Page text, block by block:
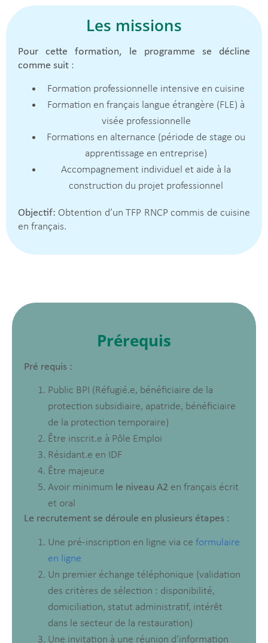
Les missions
Pour cette formation, le programme se décline
comme suit :
Formation professionnelle intensive en cuisine
Formation en français langue étrangère (FLE) à
visée professionnelle
Formations en alternance (période de stage ou
apprentissage en entreprise)
Accompagnement individuel et aide à la
construction du projet professionnel
Objectif: Obtention d’un TFP RNCP commis de cuisine
en français.
Prérequis
Pré requis :
Public BPI (Réfugié.e, bénéficiaire de la
protection subsidiaire, apatride, bénéficiaire
de la protection temporaire)
Être inscrit.e à Pôle Emploi
Résidant.e en IDF
Être majeur.e
Avoir minimum le niveau A2 en français écrit
et oral
Le recrutement se déroule en plusieurs étapes :
Une pré-inscription en ligne via ce formulaire
en ligne
Un premier échange téléphonique (validation
des critères de sélection : disponibilité,
domiciliation, statut administratif, intérêt
dans le secteur de la restauration)
Une invitation à une réunion d’information